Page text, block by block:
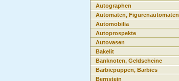
Autographen
Automaten, Figurenautomaten
Automobilia
Autoprospekte
Autovasen
Bakelit
Banknoten, Geldscheine
Barbiepuppen, Barbies
Bernstein